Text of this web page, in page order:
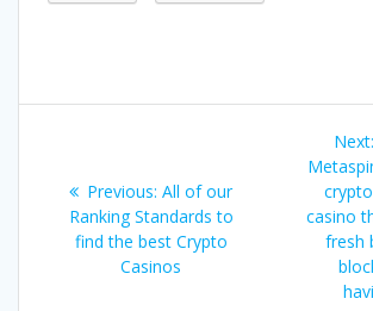
posPrevious: Previous
post:
All of our
Ranking Standards to
find the best Crypto
Casinos
Next:
casino
fresh